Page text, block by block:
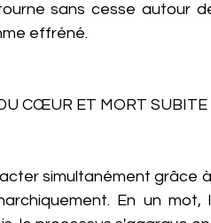
sans cesse autour
effréné.
CŒUR ET MORT SUBITE
simultanément grâce
En un